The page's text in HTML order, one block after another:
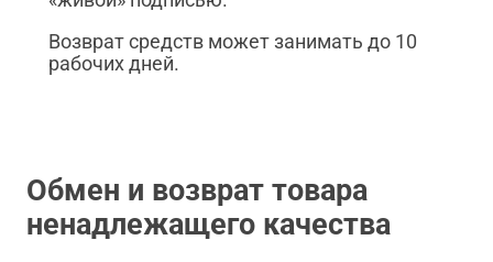
Возврат средств может занимать до 10
рабочих дней.
Обмен и возврат товара
ненадлежащего качества